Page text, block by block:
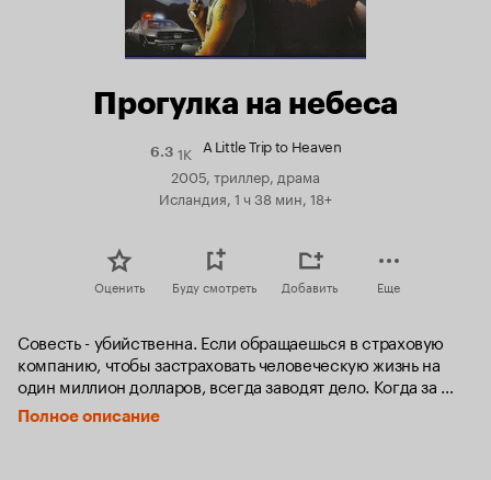
Прогулка на небеса
6.3Рейтинг
Кинопоиска
1K A Little Trip to Heaven
2005, триллер, драма
Исландия, 1 ч 38 мин, 18+
Оценить Буду смотреть Добавить Еще
Совесть - убийственна. Если обращаешься в страховую
компанию, чтобы застраховать человеческую жизнь на
один миллион долларов, всегда заводят дело. Когда за
миллионной страховкой обращаются родственники
печально известного мошенника Кельвина Андерсона,
Полное описание